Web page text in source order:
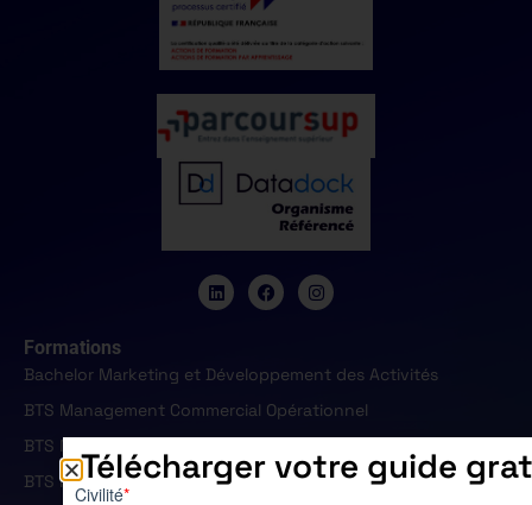
Formations
Bachelor Marketing et Développement des Activités
BTS Management Commercial Opérationnel
BTS Négociation et Digitalisation de la Relation Client
BTS Professions Immobilières
Télécharger votre guide